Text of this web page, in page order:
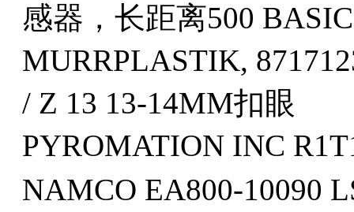
感器，长距离500
MURRPLASTIK,
/ Z 13 13-14MM扣眼
PYROMATION INC
NAMCO EA800-10090